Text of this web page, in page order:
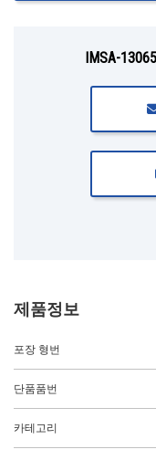
IMSA-
제품정보
포장 형번
단품품번
카테고리